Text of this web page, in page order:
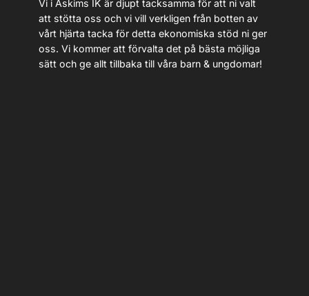
Vi i Askims IK är djupt tacksamma för att ni valt
att stötta oss och vi vill verkligen från botten av
vårt hjärta tacka för detta ekonomiska stöd ni ger
oss. Vi kommer att förvalta det på bästa möjliga
sätt och ge allt tillbaka till våra barn & ungdomar!